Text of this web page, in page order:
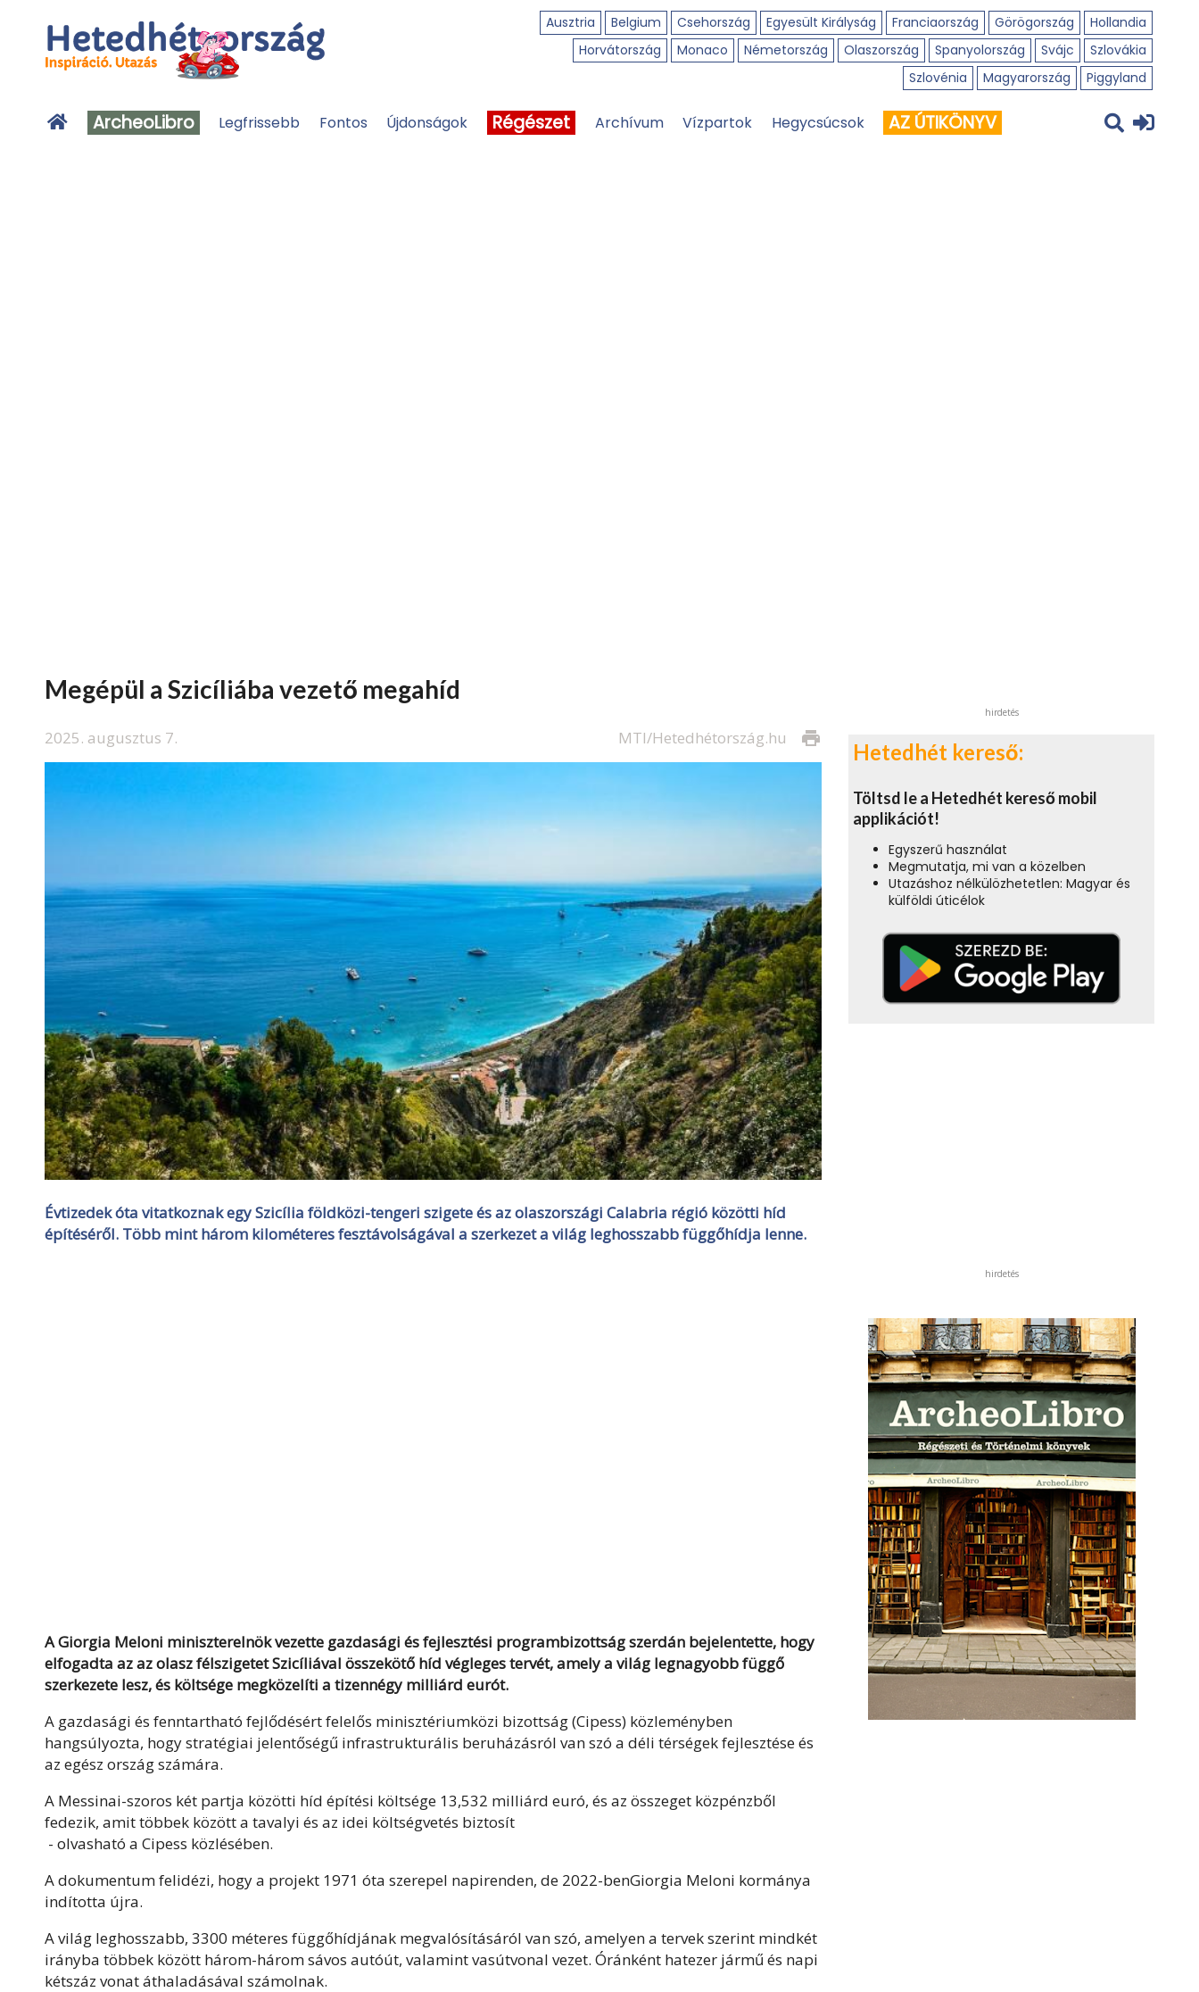
Ausztria Belgium Csehország Egyesült Királyság Franciaország Görögország
Hollandia
Horvátország
Monaco Németország Olaszország Spanyolország Svájc
Szlovákia
Szlovénia
Magyarország Piggyland
ArcheoLibro Legfrissebb Fontos Újdonságok Régészet Archívum Vízpartok Hegycsúcsok AZ ÚTIKÖNYV
Megépül a Szicíliába vezető megahíd
2025. augusztus 7. print
MTI/Hetedhétország.hu
Évtizedek óta vitatkoznak egy Szicília földközi-tengeri szigete és az olaszországi Calabria régió közötti híd
építéséről. Több mint három kilométeres fesztávolságával a szerkezet a világ leghosszabb függőhídja lenne.
A Giorgia Meloni miniszterelnök vezette gazdasági és fejlesztési programbizottság szerdán bejelentette, hogy
elfogadta az az olasz félszigetet Szicíliával összekötő híd végleges tervét, amely a világ legnagyobb függő
szerkezete lesz, és költsége megközelíti a tizennégy milliárd eurót.
A gazdasági és fenntartható fejlődésért felelős minisztériumközi bizottság (Cipess) közleményben
hangsúlyozta, hogy stratégiai jelentőségű infrastrukturális beruházásról van szó a déli térségek fejlesztése és
az egész ország számára.
A Messinai-szoros két partja közötti híd építési költsége 13,532 milliárd euró, és az összeget közpénzből
fedezik, amit többek között a tavalyi és az idei költségvetés biztosít
- olvasható a Cipess közlésében.
A dokumentum felidézi, hogy a projekt 1971 óta szerepel napirenden, de 2022-benGiorgia Meloni kormánya
indította újra.
A világ leghosszabb, 3300 méteres függőhídjának megvalósításáról van szó, amelyen a tervek szerint mindkét
irányba többek között három-három sávos autóút, valamint vasútvonal vezet. Óránként hatezer jármű és napi
kétszáz vonat áthaladásával számolnak.
hirdetés
Hetedhét kereső:
Töltsd le a Hetedhét kereső mobil
applikációt!
Egyszerű használat
Megmutatja, mi van a közelben
Utazáshoz nélkülözhetetlen: Magyar és
külföldi úticélok
hirdetés